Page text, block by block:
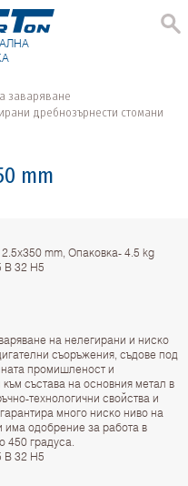
заваряване
дребнозърнести стомани
mm
mm, Опаковка- 4.5 kg
B 32 H5
на нелегирани и ниско
съоръжения, съдове под
промишленост и
състава на основния метал в
технологични свойства и
много ниско ниво на
одобрение за работа в
450 градуса.
B 32 H5